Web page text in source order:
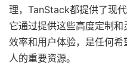
理，TanStack都提供了现
它通过提供这些高度定制
效率和用户体验，是任何
人的重要资源。